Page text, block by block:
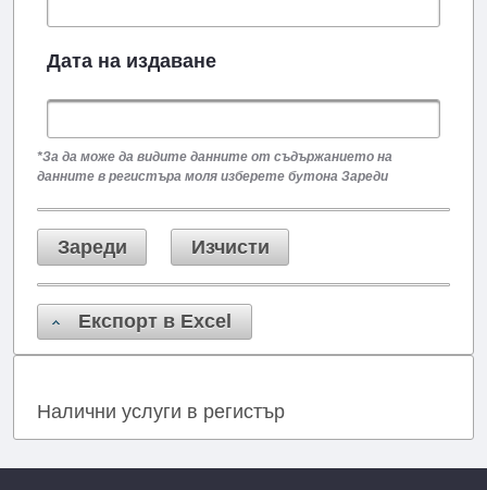
Дата на издаване
*За да може да видите данните от съдържанието на
данните в регистъра моля изберете бутона Зареди
Зареди Изчисти
Експорт в Excel
Налични услуги в регистър